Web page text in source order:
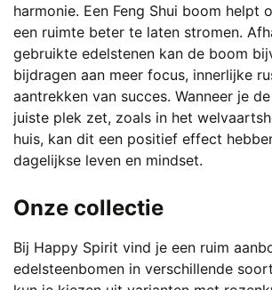
harmonie. Een Feng Shui boom helpt
een ruimte beter te laten stromen.
gebruikte edelstenen kan de boom
bijdragen aan meer focus, innerlijke
aantrekken van succes. Wanneer je
juiste plek zet, zoals in het
huis, kan dit een positief effect
dagelijkse leven en mindset.
Onze collectie
Bij Happy Spirit vind je een ruim
edelsteenbomen in verschillende